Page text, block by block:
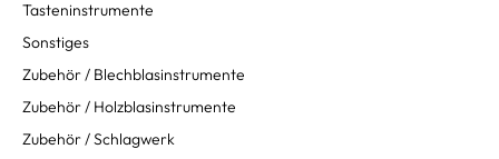
Tasteninstrumente
Sonstiges
Zubehör / Blechblasinstrumente
Zubehör / Holzblasinstrumente
Zubehör / Schlagwerk